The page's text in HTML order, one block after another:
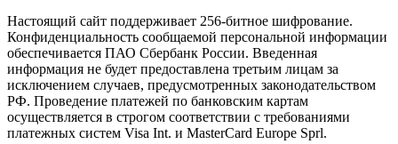
Настоящий сайт поддерживает 256-битное шифрование.
Конфиденциальность сообщаемой персональной информации
обеспечивается ПАО Сбербанк России. Введенная
информация не будет предоставлена третьим лицам за
исключением случаев, предусмотренных законодательством
РФ. Проведение платежей по банковским картам
осуществляется в строгом соответствии с требованиями
платежных систем Visa Int. и MasterCard Europe Sprl.